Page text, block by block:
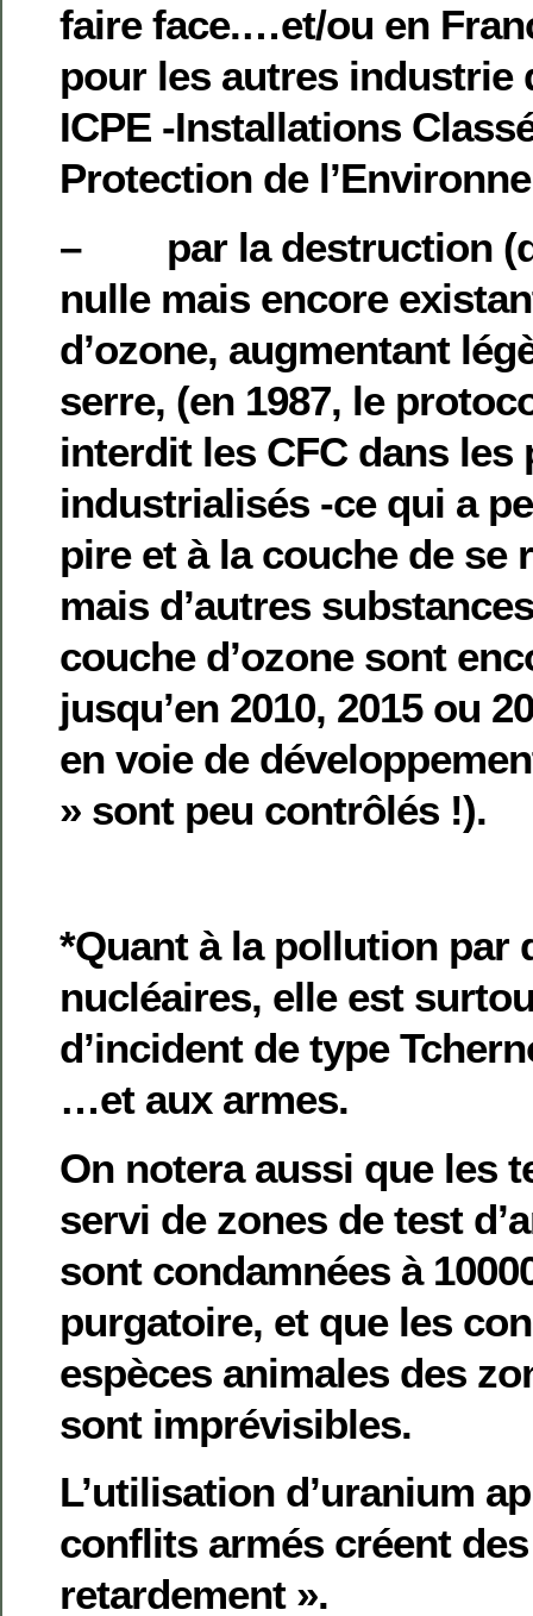
faire face.…et/ou en
pour les autres industrie
ICPE -Installations
Protection de
– par la destruction
nulle mais encore
d’ozone, augmentant
serre, (en 1987, le
interdit les CFC dans les
industrialisés -ce qui a
pire et à la couche de se
mais d’autres
couche d’ozone sont
jusqu’en 2010, 2015 ou
en voie de
» sont peu contrôlés !).
*Quant à la pollution par
nucléaires, elle est
d’incident de type
…et aux armes.
On notera aussi que les
servi de zones de test
sont condamnées à
purgatoire, et que les
espèces animales des
sont imprévisibles.
L’utilisation d’uranium
conflits armés créent
retardement ».